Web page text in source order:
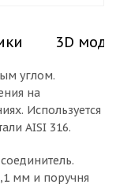
3D
углом.
на
Используется
AISI 316.
мм и поручня